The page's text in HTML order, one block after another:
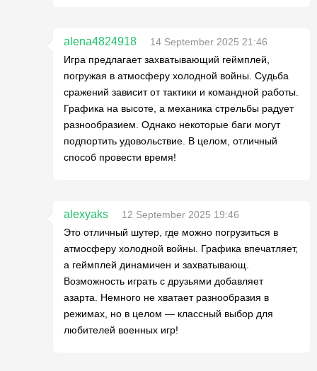
alena4824918
14 September 2025 21:46
Игра предлагает захватывающий геймплей,
погружая в атмосферу холодной войны. Судьба
сражений зависит от тактики и командной работы.
Графика на высоте, а механика стрельбы радует
разнообразием. Однако некоторые баги могут
подпортить удовольствие. В целом, отличный
способ провести время!
alexyaks
12 September 2025 19:46
Это отличный шутер, где можно погрузиться в
атмосферу холодной войны. Графика впечатляет,
а геймплей динамичен и захватывающ.
Возможность играть с друзьями добавляет
азарта. Немного не хватает разнообразия в
режимах, но в целом — классный выбор для
любителей военных игр!